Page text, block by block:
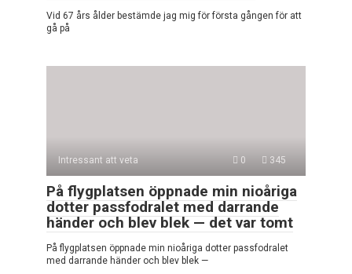
Vid 67 års ålder bestämde jag mig för första gången för att
gå på
Intressant att veta 0 345
På flygplatsen öppnade min nioåriga
dotter passfodralet med darrande
händer och blev blek — det var tomt
På flygplatsen öppnade min nioåriga dotter passfodralet
med darrande händer och blev blek —